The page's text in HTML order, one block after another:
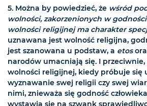
5. Można by powiedzieć, że wśród
wolności, zakorzenionych w
wolności religijnej ma charakter
uznawana jest wolność religijna,
jest szanowana u podstaw, a etos
narodów umacniają się. I
wolności religijnej, kiedy próbuje się
wyznawanie swej religii czy swej
nimi, znieważa się godność
wystawia się na szwank